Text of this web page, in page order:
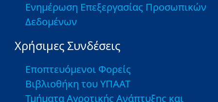
Ενημέρωση Επεξεργασίας Προσωπικών
Δεδομένων
Χρήσιμες Συνδέσεις
Εποπτευόμενοι Φορείς
Βιβλιοθήκη του ΥΠΑΑΤ
Τμήματα Αγροτικής Ανάπτυξης και